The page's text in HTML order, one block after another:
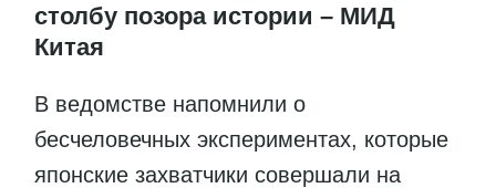
столбу позора истории – МИД
Китая
В ведомстве напомнили о
бесчеловечных экспериментах, которые
японские захватчики совершали на